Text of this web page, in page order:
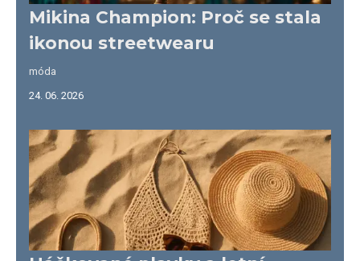
Mikina Champion: Proč se stala
ikonou streetwearu
móda
24. 06. 2026